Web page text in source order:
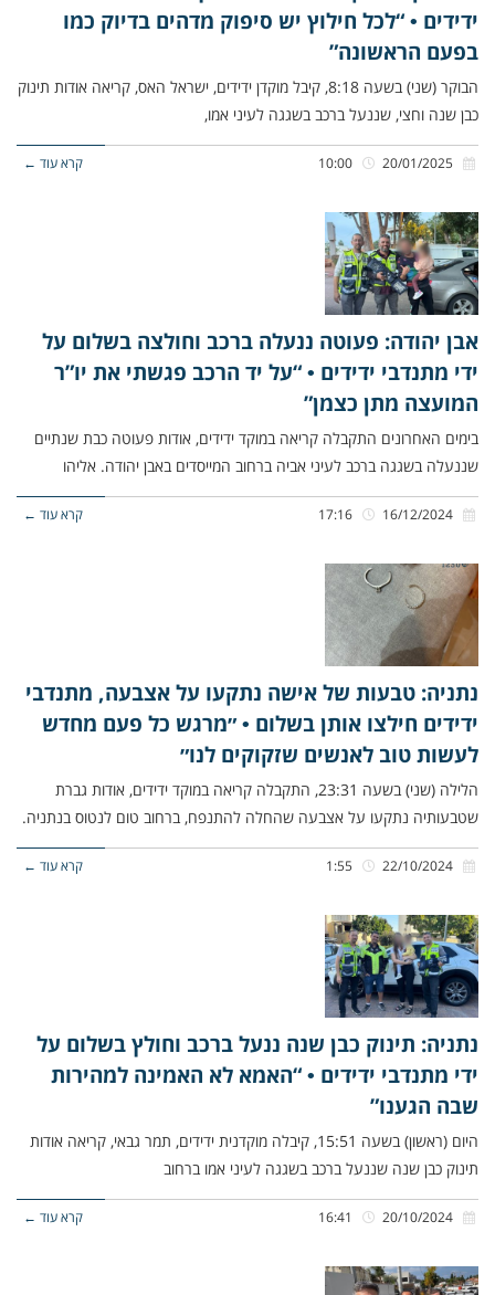
ידידים • “לכל חילוץ יש סיפוק מדהים בדיוק כמו
בפעם הראשונה”
הבוקר (שני) בשעה 8:18, קיבל מוקדן ידידים, ישראל האס, קריאה אודות תינוק
כבן שנה וחצי, שננעל ברכב בשגגה לעיני אמו,
קרא עוד ←
אבן יהודה: פעוטה ננעלה ברכב וחולצה בשלום על
ידי מתנדבי ידידים • “על יד הרכב פגשתי את יו”ר
המועצה מתן כצמן”
בימים האחרונים התקבלה קריאה במוקד ידידים, אודות פעוטה כבת שנתיים
שננעלה בשגגה ברכב לעיני אביה ברחוב המייסדים באבן יהודה. אליהו
קרא עוד ←
נתניה: טבעות של אישה נתקעו על אצבעה, מתנדבי
ידידים חילצו אותן בשלום • ״מרגש כל פעם מחדש
לעשות טוב לאנשים שזקוקים לנו״
הלילה (שני) בשעה 23:31, התקבלה קריאה במוקד ידידים, אודות גברת
שטבעותיה נתקעו על אצבעה שהחלה להתנפח, ברחוב טום לנטוס בנתניה.
קרא עוד ←
נתניה: תינוק כבן שנה ננעל ברכב וחולץ בשלום על
ידי מתנדבי ידידים • “האמא לא האמינה למהירות
שבה הגענו”
היום (ראשון) בשעה 15:51, קיבלה מוקדנית ידידים, תמר גבאי, קריאה אודות
תינוק כבן שנה שננעל ברכב בשגגה לעיני אמו ברחוב
קרא עוד ←